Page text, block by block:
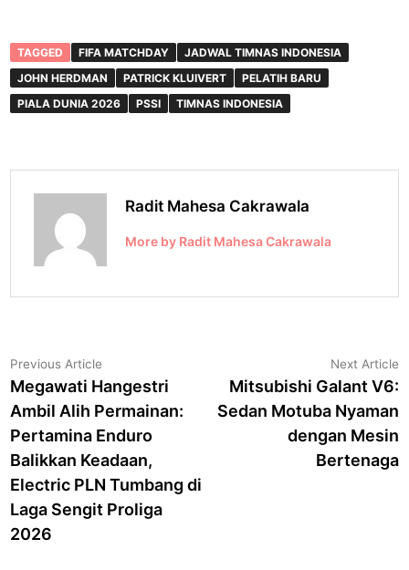
TAGGED FIFA MATCHDAY
JADWAL TIMNAS INDONESIA
JOHN HERDMAN
PATRICK KLUIVERT
PELATIH BARU
PIALA DUNIA 2026
PSSI TIMNAS INDONESIA
Radit Mahesa Cakrawala
More by Radit Mahesa Cakrawala
Navigasi
pos
Previous Article
article:
Megawati Hangestri
Ambil Alih Permainan:
Pertamina Enduro
Balikkan Keadaan,
Electric PLN Tumbang di
Laga Sengit Proliga
2026
Next Article
Mitsubishi Galant V6:
Sedan Motuba Nyaman
dengan Mesin
Bertenaga